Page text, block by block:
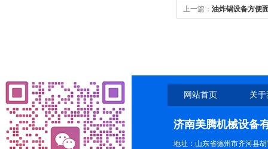
上一篇： 油炸锅设备方便
网站首页 关
济南美腾机械设备
地址：山东省德州市齐河县